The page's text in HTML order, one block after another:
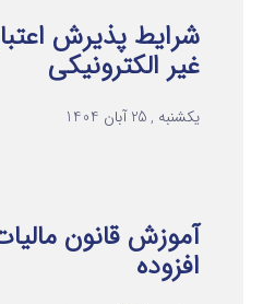
شرایط پذیرش
غیر الکترونیکی
یکشنبه , 25 آبان 1404
آموزش قانون
افزوده